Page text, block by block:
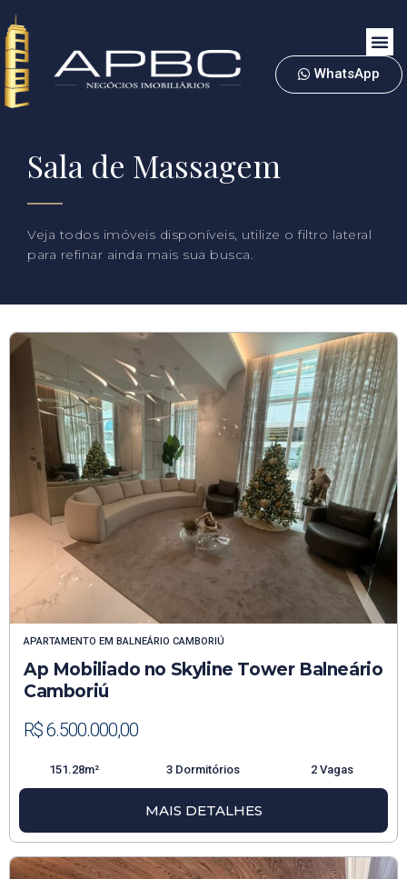
WhatsApp
Sala de Massagem
Veja todos imóveis disponíveis, utilize o filtro lateral
para refinar ainda mais sua busca.
APARTAMENTO EM BALNEÁRIO CAMBORIÚ
Ap Mobiliado no Skyline Tower Balneário
Camboriú
R$ 6.500.000,00
151.28m² 3 Dormitórios 2 Vagas
MAIS DETALHES